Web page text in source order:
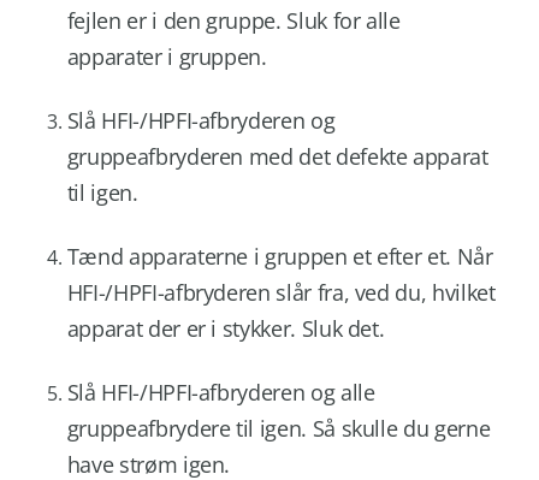
fejlen er i den gruppe. Sluk for alle
apparater i gruppen.
Slå HFI-/HPFI-afbryderen og
gruppeafbryderen med det defekte apparat
til igen.
Tænd apparaterne i gruppen et efter et. Når
HFI-/HPFI-afbryderen slår fra, ved du, hvilket
apparat der er i stykker. Sluk det.
Slå HFI-/HPFI-afbryderen og alle
gruppeafbrydere til igen. Så skulle du gerne
have strøm igen.